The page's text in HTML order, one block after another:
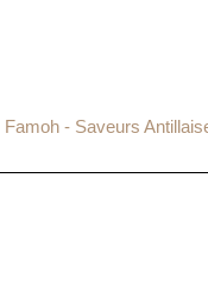
Famoh - Saveurs